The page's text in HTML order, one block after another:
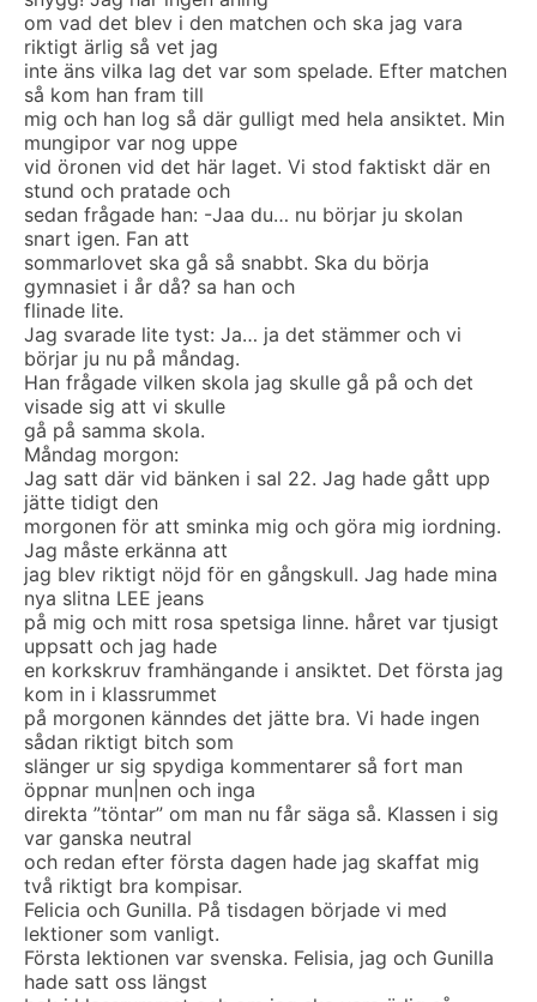
om vad det blev i den matchen och ska jag vara
riktigt ärlig så vet jag
inte äns vilka lag det var som spelade. Efter matchen
så kom han fram till
mig och han log så där gulligt med hela ansiktet. Min
mungipor var nog uppe
vid öronen vid det här laget. Vi stod faktiskt där en
stund och pratade och
sedan frågade han: -Jaa du… nu börjar ju skolan
snart igen. Fan att
sommarlovet ska gå så snabbt. Ska du börja
gymnasiet i år då? sa han och
flinade lite.
Jag svarade lite tyst: Ja… ja det stämmer och vi
börjar ju nu på måndag.
Han frågade vilken skola jag skulle gå på och det
visade sig att vi skulle
gå på samma skola.
Måndag morgon:
Jag satt där vid bänken i sal 22. Jag hade gått upp
jätte tidigt den
morgonen för att sminka mig och göra mig iordning.
Jag måste erkänna att
jag blev riktigt nöjd för en gångskull. Jag hade mina
nya slitna LEE jeans
på mig och mitt rosa spetsiga linne. håret var tjusigt
uppsatt och jag hade
en korkskruv framhängande i ansiktet. Det första jag
kom in i klassrummet
på morgonen känndes det jätte bra. Vi hade ingen
sådan riktigt bitch som
slänger ur sig spydiga kommentarer så fort man
öppnar mun|nen och inga
direkta ”töntar” om man nu får säga så. Klassen i sig
var ganska neutral
och redan efter första dagen hade jag skaffat mig
två riktigt bra kompisar.
Felicia och Gunilla. På tisdagen började vi med
lektioner som vanligt.
Första lektionen var svenska. Felisia, jag och Gunilla
hade satt oss längst